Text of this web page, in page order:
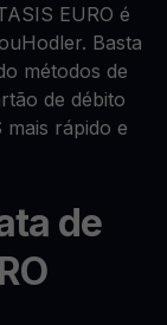
EURO é
Basta
métodos de
de débito
rápido e
de